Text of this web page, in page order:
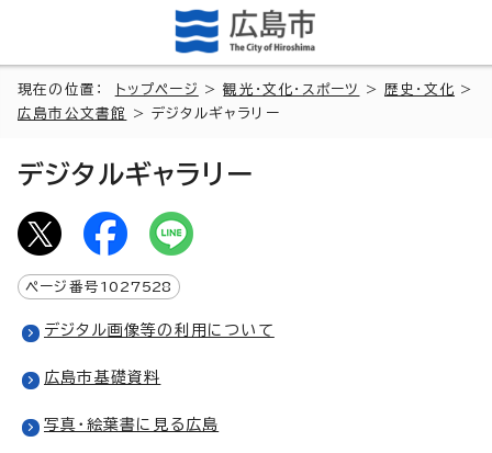
現在の位置： トップページ >観光・文化・スポーツ > 歴史・文化 >
広島市公文書館
> デジタルギャラリー
デジタルギャラリー
ページ番号 1027528
デジタル画像等の利用について
広島市基礎資料
写真・絵葉書に見る広島